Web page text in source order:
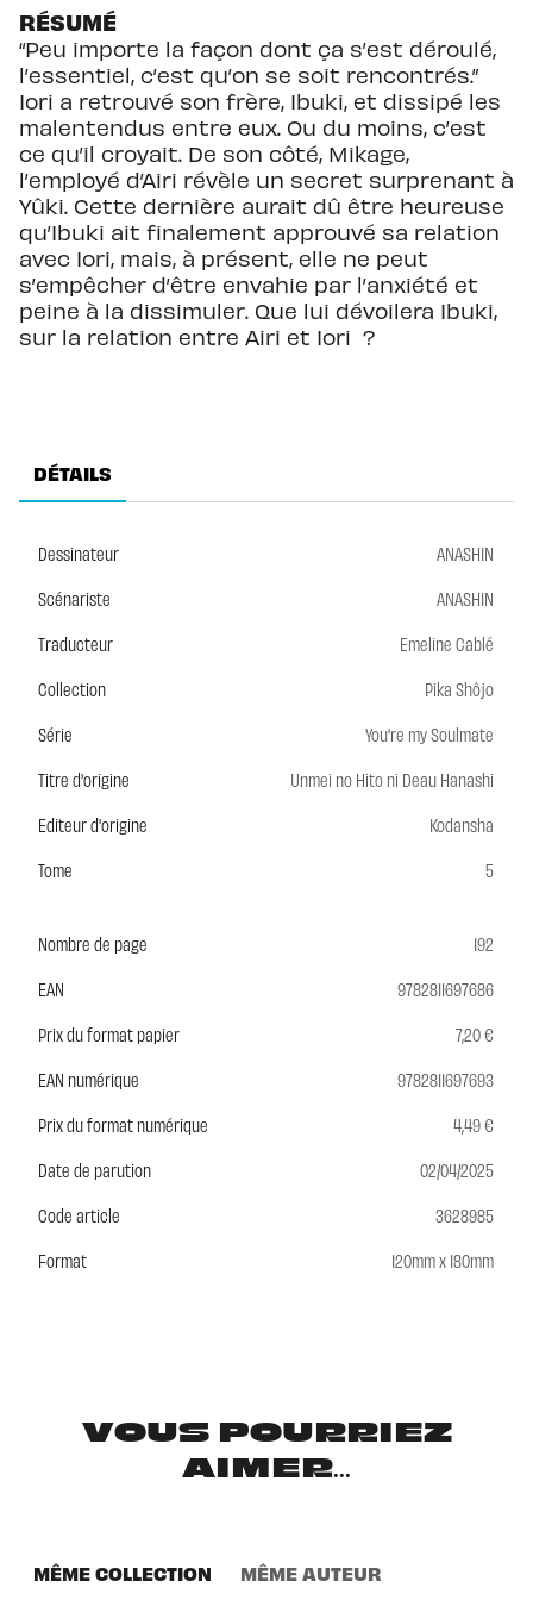
RÉSUMÉ
“Peu importe la façon dont ça s’est déroulé,
l’essentiel, c’est qu’on se soit rencontrés.”
Iori a retrouvé son frère, Ibuki, et dissipé les
malentendus entre eux. Ou du moins, c’est
ce qu’il croyait. De son côté, Mikage,
l’employé d’Airi révèle un secret surprenant à
Yûki. Cette dernière aurait dû être heureuse
qu’Ibuki ait finalement approuvé sa relation
avec Iori, mais, à présent, elle ne peut
s’empêcher d’être envahie par l’anxiété et
peine à la dissimuler. Que lui dévoilera Ibuki,
sur la relation entre Airi et Iori ?
DÉTAILS
Dessinateur
ANASHIN
Scénariste
ANASHIN
Traducteur
Emeline Cablé
Collection
Pika Shôjo
Série
You're my Soulmate
Titre d'origine
Unmei no Hito ni Deau Hanashi
Editeur d'origine
Kodansha
Tome
5
Nombre de page
192
EAN
9782811697686
Prix du format papier
7,20 €
EAN numérique
9782811697693
Prix du format numérique
4,49 €
Date de parution
02/04/2025
Code article
3628985
Format
120mm x 180mm
VOUS POURRIEZ
AIMER...
MÊME COLLECTION MÊME AUTEUR